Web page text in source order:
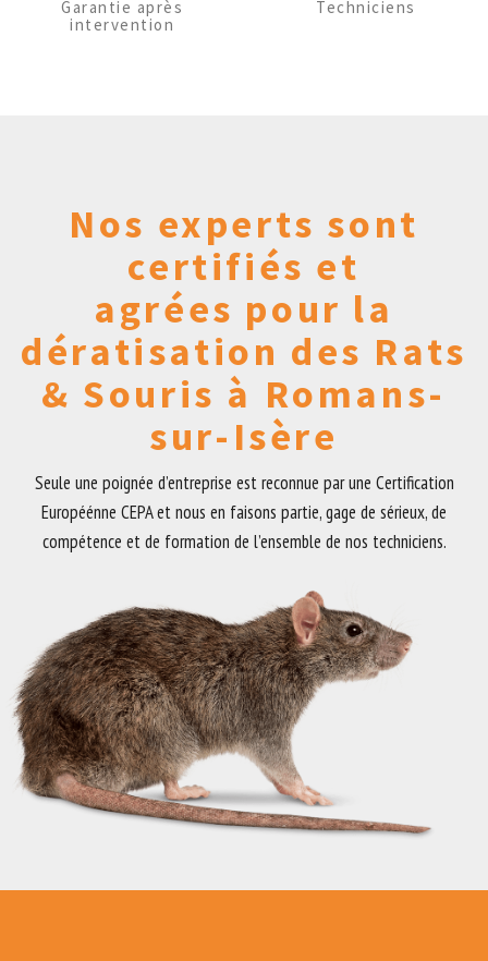
Garantie après
intervention
Techniciens
Nos experts sont
certifiés et
agrées pour la
dératisation des Rats
& Souris à Romans-
sur-Isère
Seule une poignée d’entreprise est reconnue par une Certification
Européénne CEPA et nous en faisons partie, gage de sérieux, de
compétence et de formation de l’ensemble de nos techniciens.